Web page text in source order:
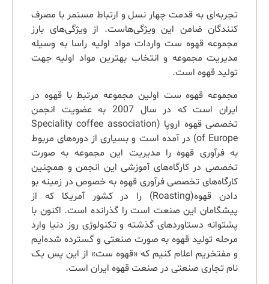
تجربه‌ای به قدمت چهار نسل و ارتباط مستمر با مصرف
کنندگان ضامن این ویژگی‌هاست. از ویژگی‌های بارز
مجموعه قهوه ست واردات مواد اولیه راسا به وسیله
مدیریت مجموعه و انتخاب بهترین مواد اولیه جهت
تولید قهوه است.
مجموعه قهوه ست اولین مجموعه مرتبط با قهوه در
ایران است که در سال 2007 به عضویت انجمن
تخصصی قهوه اروپا (Speciality coffee association
of Europe) در آمده است و بسیاری از دوره‌های مربوط
به فرآوری قهوه را مدیریت این مجموعه به صورت
تخصصی در کارگاه‌های آموزشی این انجمن و همچنین
کارگاه‌های تخصصی فرآوری قهوه به خصوص در زمینه بو
دادن قهوه(Roasting) را در کشور آمریکا که از
پیشگامان این صنعت است را گذرانده است. اکنون با
پشتوانه دستاوردهای گذشته و تکنولوژی روز دنیا وارد
مرحله تولید قهوه به صورت صنعتی و گسترده شده‌ایم
و مفتخریم اعلام کنیم که «قهوه ست» از این پس یک
نام تجاری صنعتی در صنعت قهوه ایران است.